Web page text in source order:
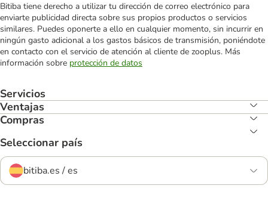
Bitiba tiene derecho a utilizar tu dirección de correo electrónico para
enviarte publicidad directa sobre sus propios productos o servicios
similares. Puedes oponerte a ello en cualquier momento, sin incurrir en
ningún gasto adicional a los gastos básicos de transmisión, poniéndote
en contacto con el servicio de atención al cliente de zooplus. Más
información sobre protección de datos
Servicios
Ventajas
Compras
Seleccionar país
bitiba.es / es